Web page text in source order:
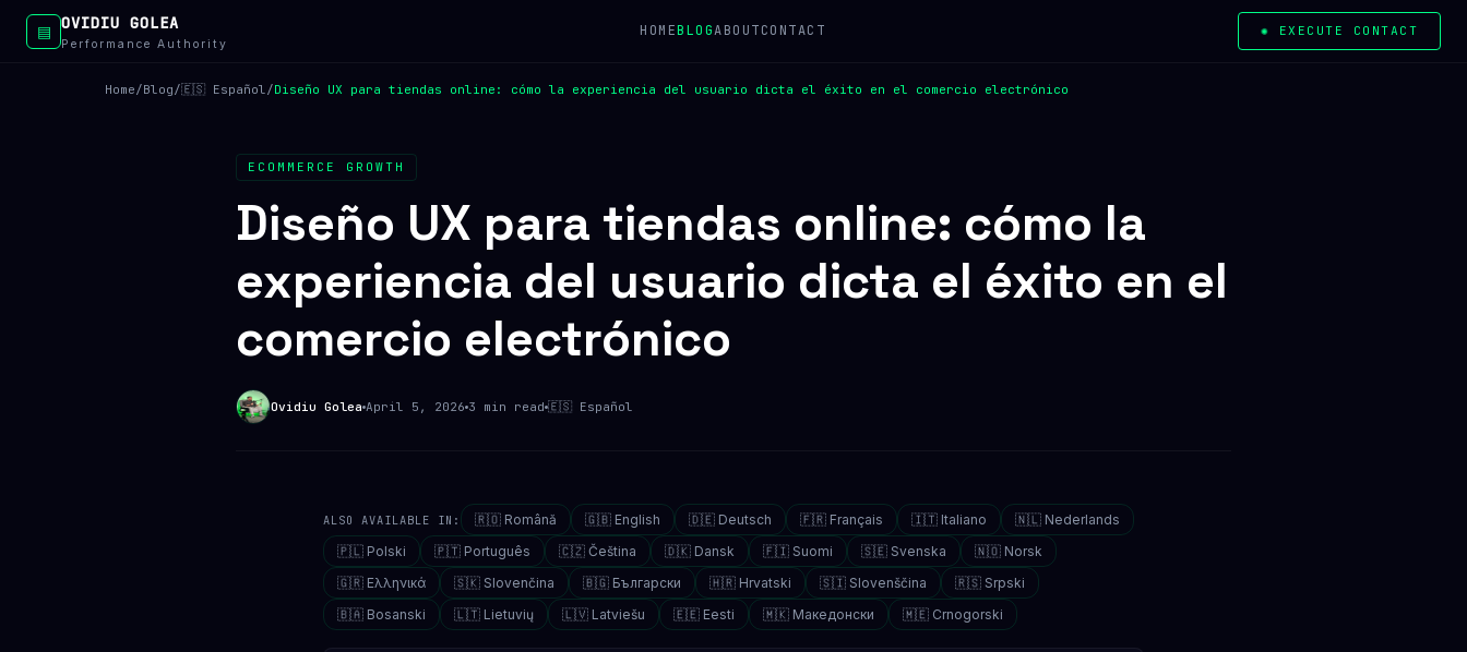
▤ OVIDIU GOLEA
Performance Authority
HOMEBLOGABOUTCONTACT ✺ EXECUTE CONTACT
Home/Blog/🇪🇸 Español/Diseño UX para tiendas online: cómo la experiencia del usuario dicta el éxito en el comercio electrónico
ECOMMERCE GROWTH
Diseño UX para tiendas online: cómo la
experiencia del usuario dicta el éxito en el
comercio electrónico
Ovidiu Golea April 5, 2026 3 min read 🇪🇸 Español
ALSO AVAILABLE IN: 🇷🇴 Română 🇬🇧 English 🇩🇪 Deutsch 🇫🇷 Français 🇮🇹 Italiano
🇳🇱 Nederlands
🇵🇱 Polski
🇵🇹 Português 🇨🇿 Čeština 🇩🇰 Dansk 🇫🇮 Suomi 🇸🇪 Svenska
🇳🇴 Norsk
🇬🇷 Ελληνικά
🇸🇰 Slovenčina 🇧🇬 Български 🇭🇷 Hrvatski 🇸🇮 Slovenščina
🇷🇸 Srpski
🇧🇦 Bosanski
🇱🇹 Lietuvių 🇱🇻 Latviešu 🇪🇪 Eesti 🇲🇰 Македонски 🇲🇪 Crnogorski